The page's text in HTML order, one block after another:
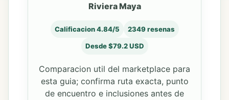
Riviera Maya
Calificacion 4.84/5 2349 resenas
Desde $79.2 USD
Comparacion util del marketplace para
esta guia; confirma ruta exacta, punto
de encuentro e inclusiones antes de